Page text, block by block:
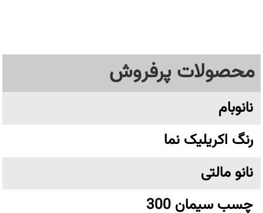
محصولات پرفروش
نانوبام
رنگ اکریلیک نما
نانو مالتی
چسب سیمان 300